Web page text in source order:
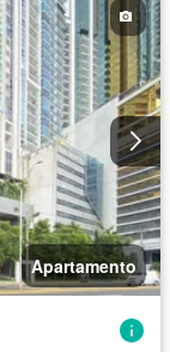
Apartamento